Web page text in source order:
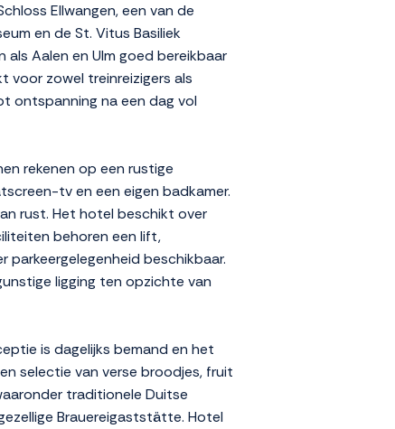
Ellwangen, een van de
en de St. Vitus Basiliek
Aalen en Ulm goed bereikbaar
voor zowel treinreizigers als
ontspanning na een dag vol
rekenen op een rustige
tv en een eigen badkamer.
rust. Het hotel beschikt over
behoren een lift,
parkeergelegenheid beschikbaar.
ligging ten opzichte van
is dagelijks bemand en het
selectie van verse broodjes, fruit
traditionele Duitse
Brauereigaststätte. Hotel